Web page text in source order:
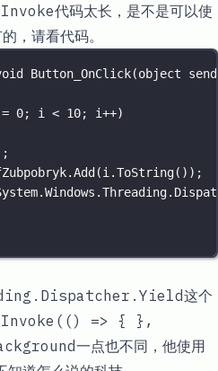
代码太长，是不是可以使
，请看代码。
Button_OnClick(object
= 0; i < 10; i++)
Add (i.ToString());
这个
=> { },
一点也不同，他使用